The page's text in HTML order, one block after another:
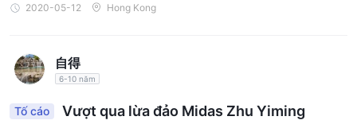
2020-05-12 Hong Kong
自得
6-10 năm
Tố cáo Vượt qua lừa đảo Midas Zhu Yiming